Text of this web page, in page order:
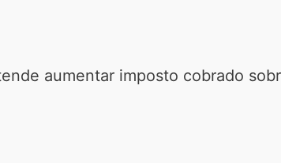
aumentar imposto cobrado